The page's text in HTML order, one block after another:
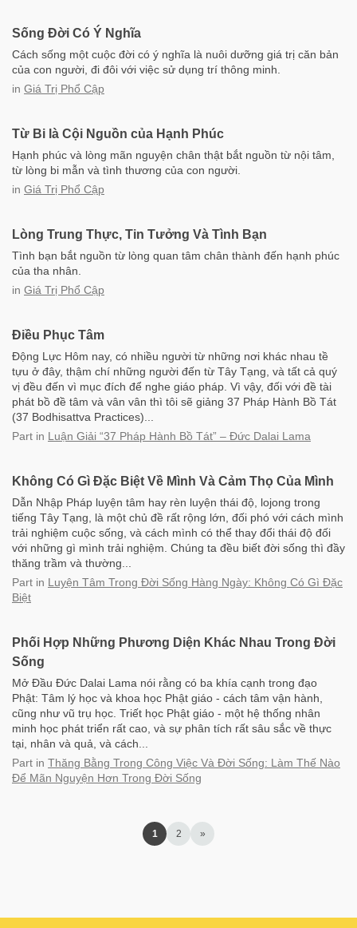
Sống Đời Có Ý Nghĩa
Cách sống một cuộc đời có ý nghĩa là nuôi dưỡng giá trị căn bản
của con người, đi đôi với việc sử dụng trí thông minh.
in Giá Trị Phổ Cập
Từ Bi là Cội Nguồn của Hạnh Phúc
Hạnh phúc và lòng mãn nguyện chân thật bắt nguồn từ nội tâm,
từ lòng bi mẫn và tình thương của con người.
in Giá Trị Phổ Cập
Lòng Trung Thực, Tin Tưởng Và Tình Bạn
Tình bạn bắt nguồn từ lòng quan tâm chân thành đến hạnh phúc
của tha nhân.
in Giá Trị Phổ Cập
Điều Phục Tâm
Động Lực Hôm nay, có nhiều người từ những nơi khác nhau tề
tựu ở đây, thậm chí những người đến từ Tây Tạng, và tất cả quý
vị đều đến vì mục đích để nghe giáo pháp. Vì vậy, đối với đề tài
phát bồ đề tâm và vân vân thì tôi sẽ giảng 37 Pháp Hành Bồ Tát
(37 Bodhisattva Practices)...
Part in Luận Giải “37 Pháp Hành Bồ Tát” – Đức Dalai Lama
Không Có Gì Đặc Biệt Về Mình Và Cảm Thọ Của Mình
Dẫn Nhập Pháp luyện tâm hay rèn luyện thái độ, lojong trong
tiếng Tây Tạng, là một chủ đề rất rộng lớn, đối phó với cách mình
trải nghiệm cuộc sống, và cách mình có thể thay đổi thái độ đối
với những gì mình trải nghiệm. Chúng ta đều biết đời sống thì đầy
thăng trầm và thường...
Part in Luyện Tâm Trong Đời Sống Hàng Ngày: Không Có Gì Đặc
Biệt
Phối Hợp Những Phương Diện Khác Nhau Trong Đời
Sống
Mở Đầu Đức Dalai Lama nói rằng có ba khía cạnh trong đạo
Phật: Tâm lý học và khoa học Phật giáo - cách tâm vận hành,
cũng như vũ trụ học. Triết học Phật giáo - một hệ thống nhân
minh học phát triển rất cao, và sự phân tích rất sâu sắc về thực
tại, nhân và quả, và cách...
Part in Thăng Bằng Trong Công Việc Và Đời Sống: Làm Thế Nào
Để Mãn Nguyện Hơn Trong Đời Sống
1 2 »